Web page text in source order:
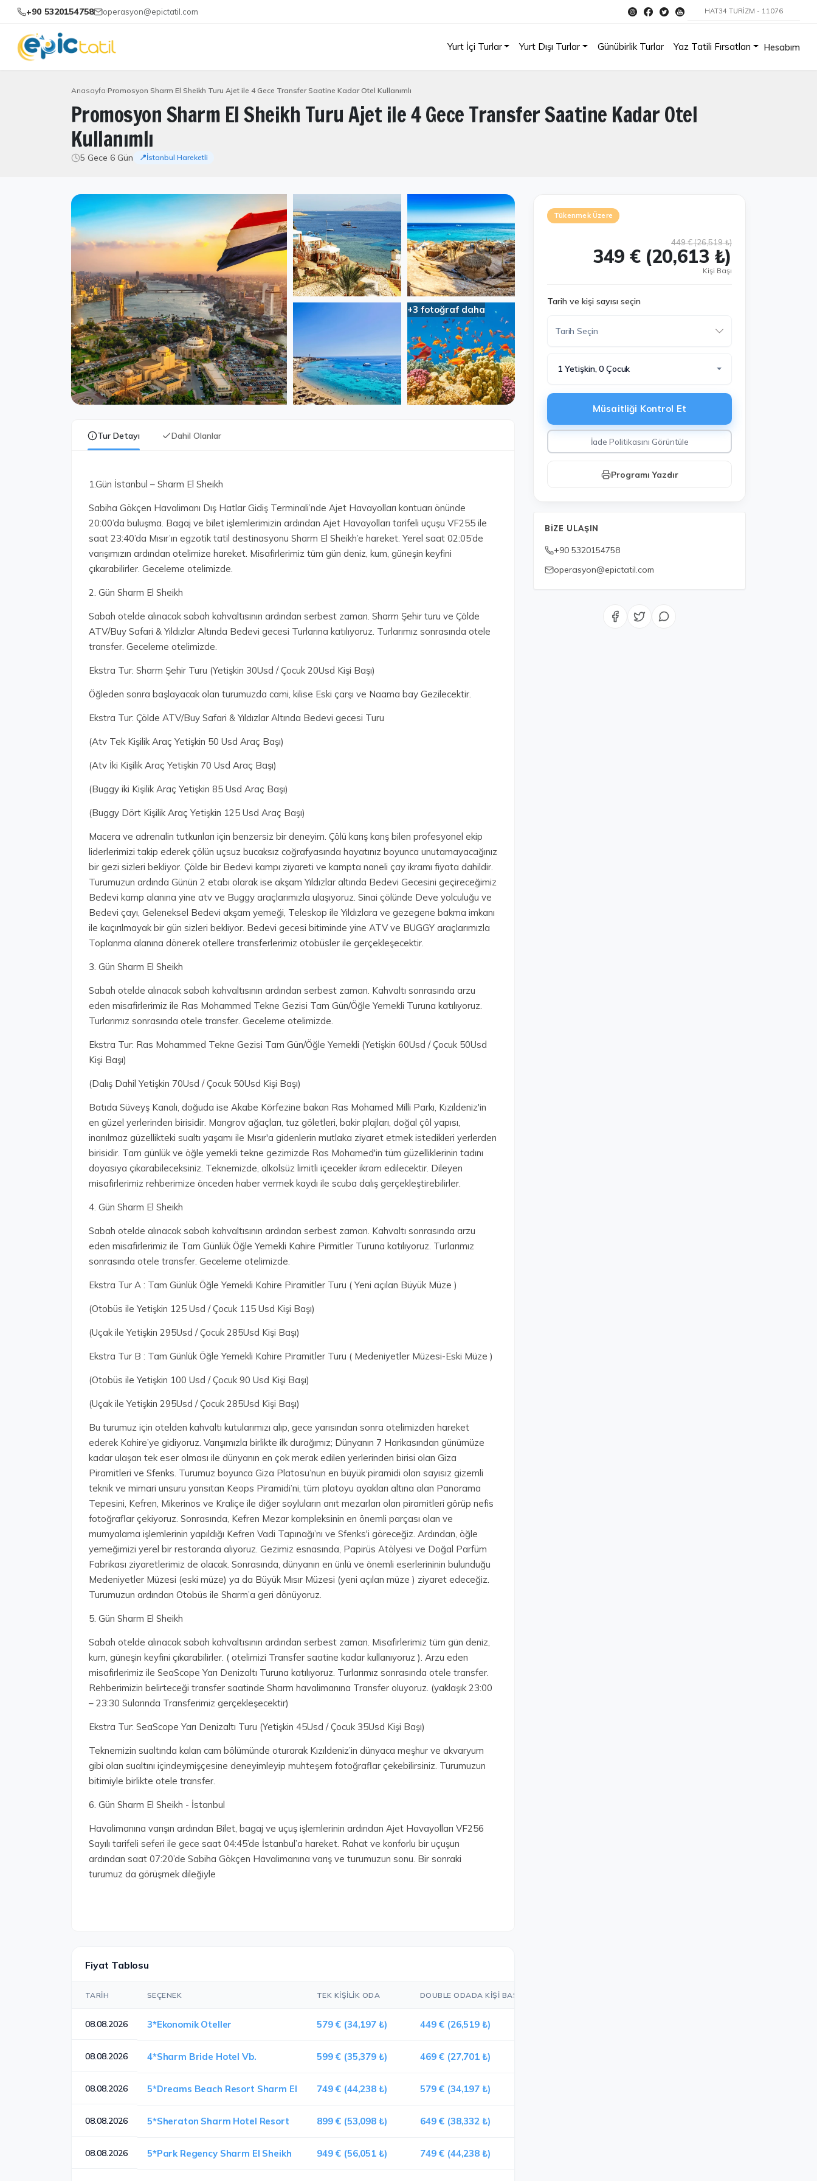
+90 5320154758 operasyon@epictatil.com HAT34 TURİZM - 11076
Yurt İçi Turlar Yurt Dışı Turlar Günübirlik Turlar Yaz Tatili Fırsatları Hesabım
Anasayfa Promosyon Sharm El Sheikh Turu Ajet ile 4 Gece Transfer Saatine Kadar Otel Kullanımlı
Promosyon Sharm El Sheikh Turu Ajet ile 4 Gece Transfer Saatine Kadar Otel
Kullanımlı
5 Gece 6 Gün 📍İstanbul Hareketli
+3 fotoğraf daha
Tur Detayı Dahil Olanlar
1.Gün İstanbul – Sharm El Sheikh
Sabiha Gökçen Havalimanı Dış Hatlar Gidiş Terminali’nde Ajet Havayolları kontuarı önünde
20:00’da buluşma. Bagaj ve bilet işlemlerimizin ardından Ajet Havayolları tarifeli uçuşu VF255 ile
saat 23:40’da Mısır’ın egzotik tatil destinasyonu Sharm El Sheikh’e hareket. Yerel saat 02:05’de
varışımızın ardından otelimize hareket. Misafirlerimiz tüm gün deniz, kum, güneşin keyfini
çıkarabilirler. Geceleme otelimizde.
2. Gün Sharm El Sheikh
Sabah otelde alınacak sabah kahvaltısının ardından serbest zaman. Sharm Şehir turu ve Çölde
ATV/Buy Safari & Yıldızlar Altında Bedevi gecesi Turlarına katılıyoruz. Turlarımız sonrasında otele
transfer. Geceleme otelimizde.
Ekstra Tur: Sharm Şehir Turu (Yetişkin 30Usd / Çocuk 20Usd Kişi Başı)
Öğleden sonra başlayacak olan turumuzda cami, kilise Eski çarşı ve Naama bay Gezilecektir.
Ekstra Tur: Çölde ATV/Buy Safari & Yıldızlar Altında Bedevi gecesi Turu
(Atv Tek Kişilik Araç Yetişkin 50 Usd Araç Başı)
(Atv İki Kişilik Araç Yetişkin 70 Usd Araç Başı)
(Buggy iki Kişilik Araç Yetişkin 85 Usd Araç Başı)
(Buggy Dört Kişilik Araç Yetişkin 125 Usd Araç Başı)
Macera ve adrenalin tutkunları için benzersiz bir deneyim. Çölü karış karış bilen profesyonel ekip
liderlerimizi takip ederek çölün uçsuz bucaksız coğrafyasında hayatınız boyunca unutamayacağınız
bir gezi sizleri bekliyor. Çölde bir Bedevi kampı ziyareti ve kampta naneli çay ikramı fiyata dahildir.
Turumuzun ardında Günün 2 etabı olarak ise akşam Yıldızlar altında Bedevi Gecesini geçireceğimiz
Bedevi kamp alanına yine atv ve Buggy araçlarımızla ulaşıyoruz. Sinai çölünde Deve yolculuğu ve
Bedevi çayı, Geleneksel Bedevi akşam yemeği, Teleskop ile Yıldızlara ve gezegene bakma imkanı
ile kaçırılmayak bir gün sizleri bekliyor. Bedevi gecesi bitiminde yine ATV ve BUGGY araçlarımızla
Toplanma alanına dönerek otellere transferlerimiz otobüsler ile gerçekleşecektir.
3. Gün Sharm El Sheikh
Sabah otelde alınacak sabah kahvaltısının ardından serbest zaman. Kahvaltı sonrasında arzu
eden misafirlerimiz ile Ras Mohammed Tekne Gezisi Tam Gün/Öğle Yemekli Turuna katılıyoruz.
Turlarımız sonrasında otele transfer. Geceleme otelimizde.
Ekstra Tur: Ras Mohammed Tekne Gezisi Tam Gün/Öğle Yemekli (Yetişkin 60Usd / Çocuk 50Usd
Kişi Başı)
(Dalış Dahil Yetişkin 70Usd / Çocuk 50Usd Kişi Başı)
Batıda Süveyş Kanalı, doğuda ise Akabe Körfezine bakan Ras Mohamed Milli Parkı, Kızıldeniz'in
en güzel yerlerinden birisidir. Mangrov ağaçları, tuz göletleri, bakir plajları, doğal çöl yapısı,
inanılmaz güzellikteki sualtı yaşamı ile Mısır'a gidenlerin mutlaka ziyaret etmek istedikleri yerlerden
birisidir. Tam günlük ve öğle yemekli tekne gezimizde Ras Mohamed'in tüm güzelliklerinin tadını
doyasıya çıkarabileceksiniz. Teknemizde, alkolsüz limitli içecekler ikram edilecektir. Dileyen
misafirlerimiz rehberimize önceden haber vermek kaydı ile scuba dalış gerçekleştirebilirler.
4. Gün Sharm El Sheikh
Sabah otelde alınacak sabah kahvaltısının ardından serbest zaman. Kahvaltı sonrasında arzu
eden misafirlerimiz ile Tam Günlük Öğle Yemekli Kahire Pirmitler Turuna katılıyoruz. Turlarımız
sonrasında otele transfer. Geceleme otelimizde.
Ekstra Tur A : Tam Günlük Öğle Yemekli Kahire Piramitler Turu ( Yeni açılan Büyük Müze )
(Otobüs ile Yetişkin 125 Usd / Çocuk 115 Usd Kişi Başı)
(Uçak ile Yetişkin 295Usd / Çocuk 285Usd Kişi Başı)
Ekstra Tur B : Tam Günlük Öğle Yemekli Kahire Piramitler Turu ( Medeniyetler Müzesi-Eski Müze )
(Otobüs ile Yetişkin 100 Usd / Çocuk 90 Usd Kişi Başı)
(Uçak ile Yetişkin 295Usd / Çocuk 285Usd Kişi Başı)
Bu turumuz için otelden kahvaltı kutularımızı alıp, gece yarısından sonra otelimizden hareket
ederek Kahire’ye gidiyoruz. Varışımızla birlikte ilk durağımız; Dünyanın 7 Harikasından günümüze
kadar ulaşan tek eser olması ile dünyanın en çok merak edilen yerlerinden birisi olan Giza
Piramitleri ve Sfenks. Turumuz boyunca Giza Platosu’nun en büyük piramidi olan sayısız gizemli
teknik ve mimari unsuru yansıtan Keops Piramidi’ni, tüm platoyu ayakları altına alan Panorama
Tepesini, Kefren, Mikerinos ve Kraliçe ile diğer soyluların anıt mezarları olan piramitleri görüp nefis
fotoğraflar çekiyoruz. Sonrasında, Kefren Mezar kompleksinin en önemli parçası olan ve
mumyalama işlemlerinin yapıldığı Kefren Vadi Tapınağı’nı ve Sfenks'i göreceğiz. Ardından, öğle
yemeğimizi yerel bir restoranda alıyoruz. Gezimiz esnasında, Papirüs Atölyesi ve Doğal Parfüm
Fabrikası ziyaretlerimiz de olacak. Sonrasında, dünyanın en ünlü ve önemli eserlerininin bulunduğu
Medeniyetler Müzesi (eski müze) ya da Büyük Mısır Müzesi (yeni açılan müze ) ziyaret edeceğiz.
Turumuzun ardından Otobüs ile Sharm’a geri dönüyoruz.
5. Gün Sharm El Sheikh
Sabah otelde alınacak sabah kahvaltısının ardından serbest zaman. Misafirlerimiz tüm gün deniz,
kum, güneşin keyfini çıkarabilirler. ( otelimizi Transfer saatine kadar kullanıyoruz ). Arzu eden
misafirlerimiz ile SeaScope Yarı Denizaltı Turuna katılıyoruz. Turlarımız sonrasında otele transfer.
Rehberimizin belirteceği transfer saatinde Sharm havalimanına Transfer oluyoruz. (yaklaşık 23:00
– 23:30 Sularında Transferimiz gerçekleşecektir)
Ekstra Tur: SeaScope Yarı Denizaltı Turu (Yetişkin 45Usd / Çocuk 35Usd Kişi Başı)
Teknemizin sualtında kalan cam bölümünde oturarak Kızıldeniz’in dünyaca meşhur ve akvaryum
gibi olan sualtını içindeymişçesine deneyimleyip muhteşem fotoğraflar çekebilirsiniz. Turumuzun
bitimiyle birlikte otele transfer.
6. Gün Sharm El Sheikh - İstanbul
Havalimanına varışın ardından Bilet, bagaj ve uçuş işlemlerinin ardından Ajet Havayolları VF256
Sayılı tarifeli seferi ile gece saat 04:45’de İstanbul’a hareket. Rahat ve konforlu bir uçuşun
ardından saat 07:20’de Sabiha Gökçen Havalimanına varış ve turumuzun sonu. Bir sonraki
turumuz da görüşmek dileğiyle
Fiyat Tablosu
TARIH SEÇENEK TEK KIŞILIK ODA DOUBLE ODADA KIŞI BAŞI
08.08.2026 3*Ekonomik Oteller 579 € (34,197 ₺) 449 € (26,519 ₺)
08.08.2026 4*Sharm Bride Hotel Vb. 599 € (35,379 ₺) 469 € (27,701 ₺)
08.08.2026 5*Dreams Beach Resort Sharm El 749 € (44,238 ₺) 579 € (34,197 ₺)
08.08.2026 5*Sheraton Sharm Hotel Resort 899 € (53,098 ₺) 649 € (38,332 ₺)
08.08.2026 5*Park Regency Sharm El Sheikh 949 € (56,051 ₺) 749 € (44,238 ₺)
Tükenmek Üzere
449 € (26,519 ₺)
349 € (20,613 ₺)
Kişi Başı
Tarih ve kişi sayısı seçin
1 Yetişkin, 0 Çocuk
Müsaitliği Kontrol Et
İade Politikasını Görüntüle
Programı Yazdır
BIZE ULAŞIN
+90 5320154758
operasyon@epictatil.com